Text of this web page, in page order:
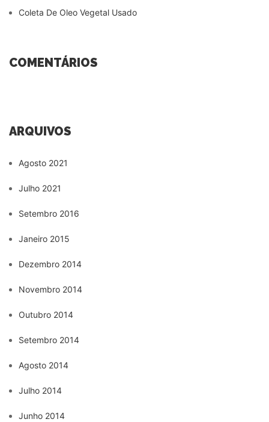
Coleta De Oleo Vegetal Usado
COMENTÁRIOS
ARQUIVOS
Agosto 2021
Julho 2021
Setembro 2016
Janeiro 2015
Dezembro 2014
Novembro 2014
Outubro 2014
Setembro 2014
Agosto 2014
Julho 2014
Junho 2014